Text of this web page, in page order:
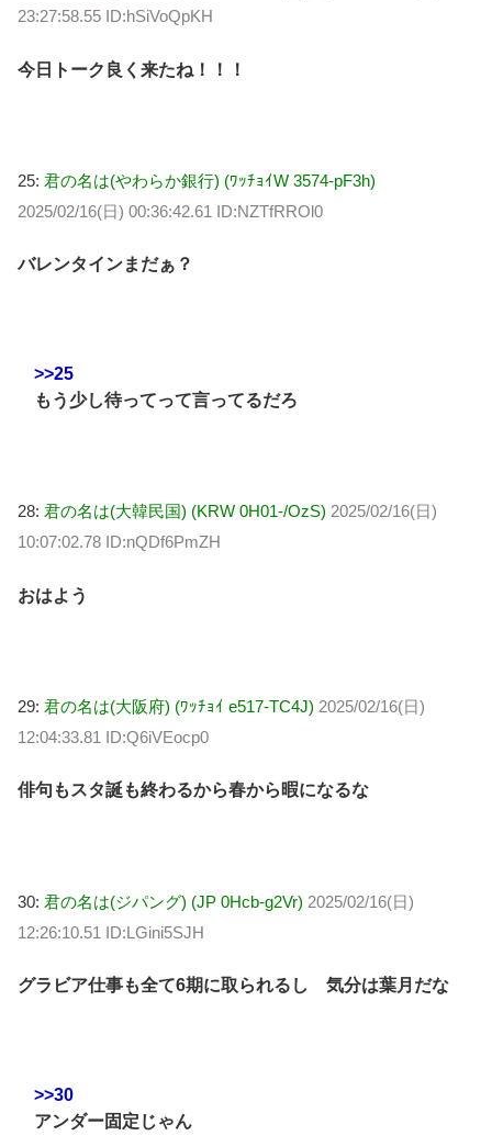
23:27:58.55 ID:hSiVoQpKH
今日トーク良く来たね！！！
25: 君の名は(やわらか銀行) (ﾜｯﾁｮｲW 3574-pF3h)
2025/02/16(日) 00:36:42.61 ID:NZTfRROl0
バレンタインまだぁ？
>>25
もう少し待ってって言ってるだろ
28: 君の名は(大韓民国) (KRW 0H01-/OzS) 2025/02/16(日)
10:07:02.78 ID:nQDf6PmZH
おはよう
29: 君の名は(大阪府) (ﾜｯﾁｮｲ e517-TC4J) 2025/02/16(日)
12:04:33.81 ID:Q6iVEocp0
俳句もスタ誕も終わるから春から暇になるな
30: 君の名は(ジパング) (JP 0Hcb-g2Vr) 2025/02/16(日)
12:26:10.51 ID:LGini5SJH
グラビア仕事も全て6期に取られるし 気分は葉月だな
>>30
アンダー固定じゃん